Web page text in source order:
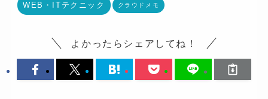
WEB・ITテクニック クラウドメモ
よかったらシェアしてね！